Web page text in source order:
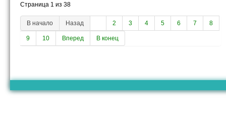
Страница 1 из 38
В начало Назад 2 3 4 5 6 7 8
9 10 Вперед В конец